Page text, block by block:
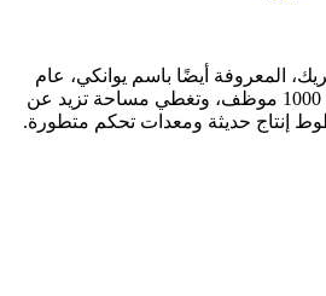
المعروفة أيضًا باسم يوانكي، عام
1989. تضم يوانكي أكثر من 1000 موظف، وتغطي مساحة تزيد عن